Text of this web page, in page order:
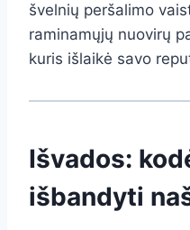
švelnių peršalimo
raminamųjų nuovirų
kuris išlaikė savo
Išvados:
išbandyti